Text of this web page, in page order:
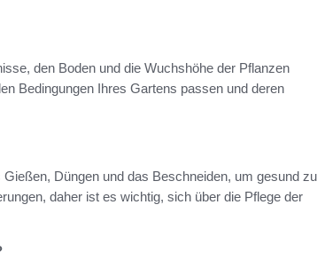
den Boden und die Wuchshöhe der Pflanzen
Bedingungen Ihres Gartens passen und deren
Düngen und das Beschneiden, um gesund zu
daher ist es wichtig, sich über die Pflege der